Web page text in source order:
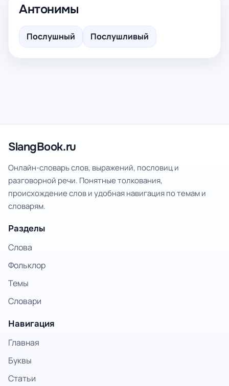
Антонимы
Послушный Послушливый
SlangBook.ru
Онлайн-словарь слов, выражений, пословиц и
разговорной речи. Понятные толкования,
происхождение слов и удобная навигация по темам и
словарям.
Разделы
Слова
Фольклор
Темы
Словари
Навигация
Главная
Буквы
Статьи